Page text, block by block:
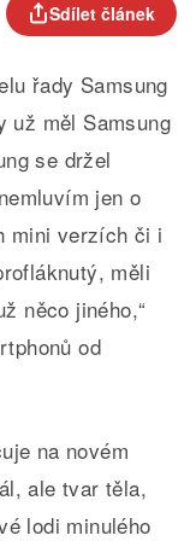
Sdílet článek
řady Samsung
už měl Samsung
se držel
jen o
mini verzích či i
měli
něco jiného,“
od
na novém
ale tvar těla,
lodi minulého